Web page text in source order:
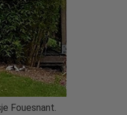
Fouesnant.